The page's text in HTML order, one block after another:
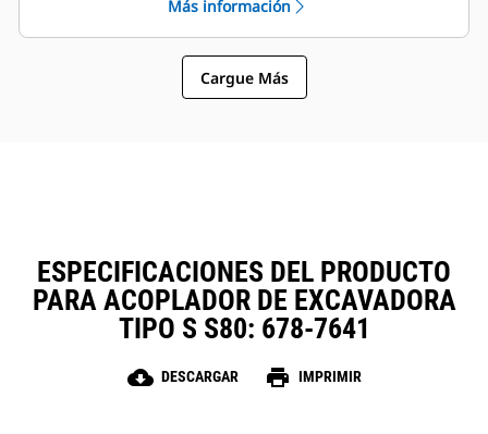
Los operadores pueden cambiar
de accesorio de forma
independiente desde la seguridad
de la cabina.
Más información
Cargue Más
ESPECIFICACIONES DEL PRODUCTO
PARA ACOPLADOR DE EXCAVADORA
TIPO S S80: 678-7641
cloud_download DESCARGAR print IMPRIMIR